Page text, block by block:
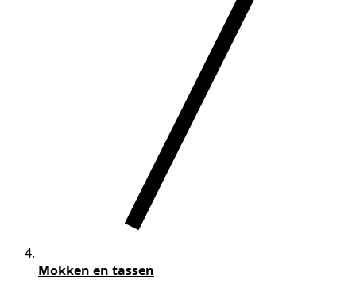
Mokken en tassen